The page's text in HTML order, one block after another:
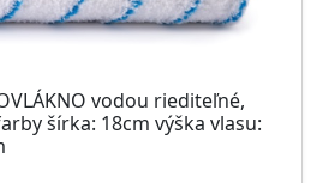
vodou riediteľné,
šírka: 18cm výška vlasu: